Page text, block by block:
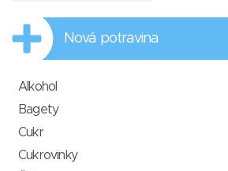
Nová potravina
Alkohol
Bagety
Cukr
Cukrovinky